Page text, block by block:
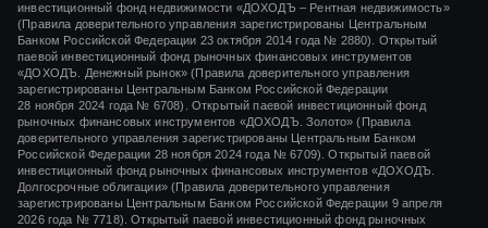
инвестиционный фонд недвижимости «ДОХОДЪ – Рентная недвижимость»
(Правила доверительного управления зарегистрированы Центральным
Банком Российской Федерации 23 октября 2014 года № 2880).
Открытый
паевой инвестиционный фонд рыночных финансовых инструментов
«ДОХОДЪ. Денежный рынок» (Правила доверительного управления
зарегистрированы Центральным Банком Российской Федерации
28 ноября 2024 года № 6708).
Открытый паевой инвестиционный фонд
рыночных финансовых инструментов «ДОХОДЪ. Золото» (Правила
доверительного управления зарегистрированы Центральным Банком
Российской Федерации 28 ноября 2024 года№ 6709). Открытый паевой
инвестиционный фонд рыночных финансовых инструментов «ДОХОДЪ.
Долгосрочные облигации» (Правила доверительного управления
зарегистрированы Центральным Банком Российской Федерации 9 апреля
2026 года № 7718). Открытый паевой инвестиционный фонд рыночных